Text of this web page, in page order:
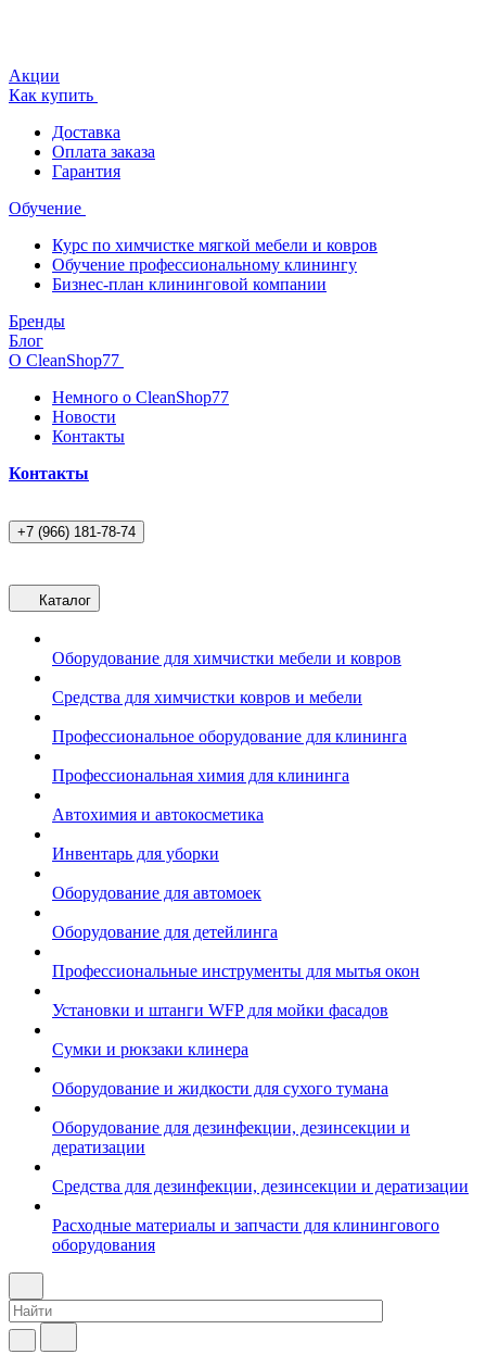
Акции
Как купить
Доставка
Оплата заказа
Гарантия
Обучение
Курс по химчистке мягкой мебели и ковров
Обучение профессиональному клинингу
Бизнес-план клининговой компании
Бренды
Блог
О CleanShop77
Немного о CleanShop77
Новости
Контакты
Контакты
+7 (966) 181-78-74
Каталог
Оборудование для химчистки мебели и ковров
Средства для химчистки ковров и мебели
Профессиональное оборудование для клининга
Профессиональная химия для клининга
Автохимия и автокосметика
Инвентарь для уборки
Оборудование для автомоек
Оборудование для детейлинга
Профессиональные инструменты для мытья окон
Установки и штанги WFP для мойки фасадов
Сумки и рюкзаки клинера
Оборудование и жидкости для сухого тумана
Оборудование для дезинфекции, дезинсекции и
дератизации
Средства для дезинфекции, дезинсекции и дератизации
Расходные материалы и запчасти для клинингового
оборудования